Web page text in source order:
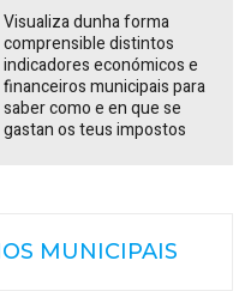
Visualiza dunha forma
comprensible distintos
indicadores económicos e
financeiros municipais para
saber como e en que se
gastan os teus impostos
MUNICIPAIS